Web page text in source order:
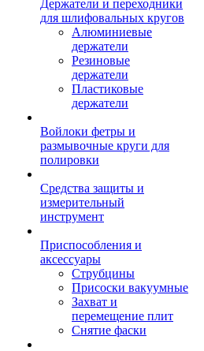
Держатели и переходники
для шлифовальных кругов
Алюминиевые
держатели
Резиновые
держатели
Пластиковые
держатели
Войлоки фетры и
размывочные круги для
полировки
Средства защиты и
измерительный
инструмент
Приспособления и
аксессуары
Струбцины
Присоски вакуумные
Захват и
перемещение плит
Снятие фаски